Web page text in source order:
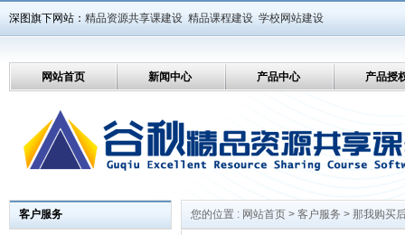
深图旗下网站： 精品资源共享课建设 精品课程建设 学校网站建设
网站首页 新闻中心 产品中心 产品授
客户服务 您的位置 : 网站首页 > 客户服务 > 那我购买